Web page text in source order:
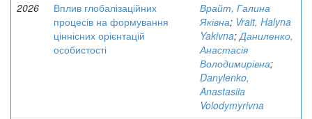
2026
Вплив глобалізаційних
процесів на формування
ціннісних орієнтацій
особистості
Врайт, Галина
Яківна; Vrait, Halyna
Yakivna;Даниленко,
Анастасія
Володимирівна;
Danylenko,
Anastasiia
Volodymyrivna